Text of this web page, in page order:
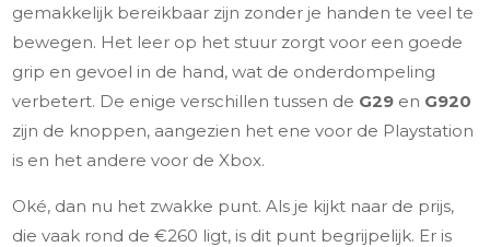
gemakkelijk bereikbaar zijn zonder je handen te veel te
bewegen. Het leer op het stuur zorgt voor een goede
grip en gevoel in de hand, wat de onderdompeling
verbetert. De enige verschillen tussen de G29 en G920
zijn de knoppen, aangezien het ene voor de Playstation
is en het andere voor de Xbox.
Oké, dan nu het zwakke punt. Als je kijkt naar de prijs,
die vaak rond de €260 ligt, is dit punt begrijpelijk. Er is